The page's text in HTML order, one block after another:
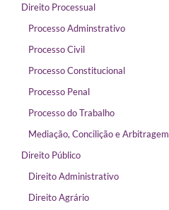
Direito Processual
Processo Adminstrativo
Processo Civil
Processo Constitucional
Processo Penal
Processo do Trabalho
Mediação, Concilição e Arbitragem
Direito Público
Direito Administrativo
Direito Agrário